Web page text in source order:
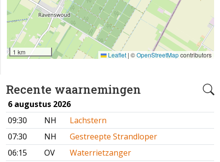
Recente waarnemingen
6 augustus 2026
09:30
NH
Lachstern
07:30
NH
Gestreepte Strandloper
06:15
OV
Waterrietzanger
1 km Leaflet | ©OpenStreetMapcontributors